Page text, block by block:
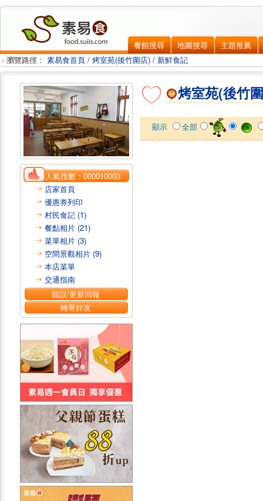
餐館搜尋 地圖搜尋
主題推薦
瀏覽路徑： 素易食首頁 / 烤室苑(後竹圍店) / 新鮮食記
人氣指數：000010003
店家首頁
優惠券列印
村民食記 (1)
餐點相片 (21)
菜單相片 (3)
空間景觀相片 (9)
本店菜單
交通指南
錯誤/更新回報
轉寄好友
烤室苑(後竹
顯示 全部